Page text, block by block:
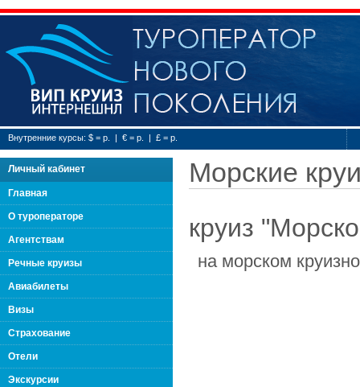
Туроператор нового
поколения "Вип Круиз
Внутренние курсы: $ = р. | € = р. | £ = р.
Личный кабинет
Главная
О туроператоре
Агентствам
Речные круизы
Авиабилеты
Визы
Страхование
Отели
Экскурсии
Морские
круиз
на морском